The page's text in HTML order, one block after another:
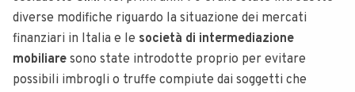
diverse modifiche riguardo la situazione dei mercati
finanziari in Italia e le società di intermediazione
mobiliare sono state introdotte proprio per evitare
possibili imbrogli o truffe compiute dai soggetti che